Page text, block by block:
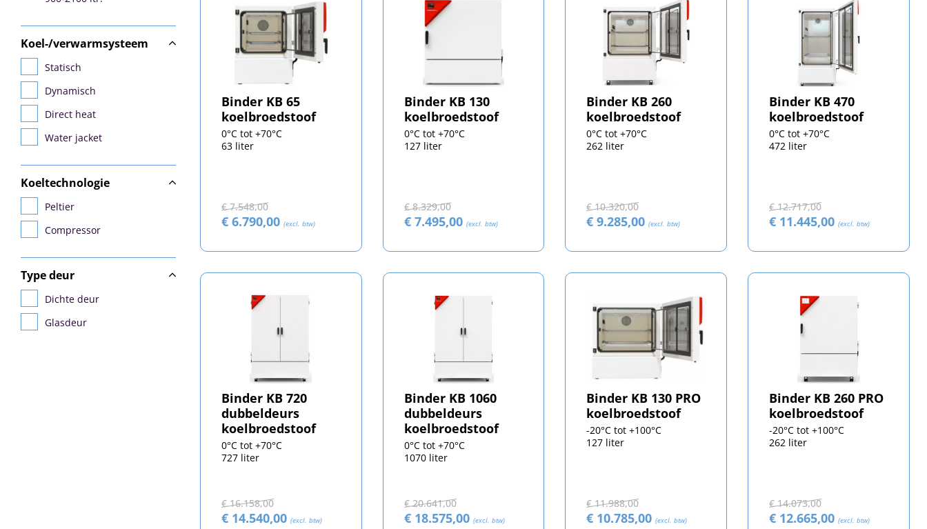
Koel-/verwarmsysteem
Statisch
Dynamisch
Direct heat
Water jacket
Koeltechnologie
Peltier
Compressor
Type deur
Dichte deur
Glasdeur
Binder KB 65
koelbroedstoof
0°C tot +70°C
63 liter
€ 7.548,00
€ 6.790,00 (excl. btw)
Binder KB 130
koelbroedstoof
0°C tot +70°C
127 liter
€ 8.329,00
€ 7.495,00 (excl. btw)
Binder KB 260
koelbroedstoof
0°C tot +70°C
262 liter
€ 10.320,00
€ 9.285,00(excl. btw)
Binder KB 470
koelbroedstoof
0°C tot +70°C
472 liter
€ 12.717,00
€ 11.445,00(excl. btw)
Binder KB 720
dubbeldeurs
koelbroedstoof
0°C tot +70°C
727 liter
€ 16.158,00
€ 14.540,00 (excl. btw)
Binder KB 1060
dubbeldeurs
koelbroedstoof
0°C tot +70°C
1070 liter
€ 20.641,00
€ 18.575,00 (excl. btw)
Binder KB 130 PRO
koelbroedstoof
-20°C tot +100°C
127 liter
€ 11.988,00
€ 10.785,00(excl. btw)
Binder KB 260 PRO
koelbroedstoof
-20°C tot +100°C
262 liter
€ 14.073,00
€ 12.665,00(excl. btw)